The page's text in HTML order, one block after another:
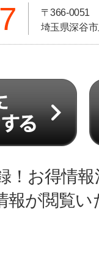
〒366-0051
埼玉県深谷
お得情報
が閲覧い